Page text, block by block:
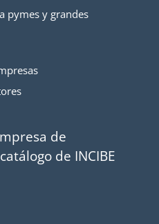
pymes y grandes
de
de INCIBE